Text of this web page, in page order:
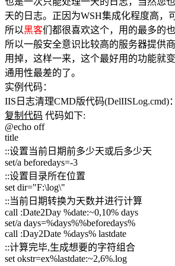
天的日志。正因为WSH集成化程度高，
所以黑客们都很喜欢这个，用的最多的也
所以一般安全意识比较高的服务器提供
用掉，这样一来，这个最好用的功能就
通用性最差的了。
实例代码：
IIS日志清理CMD版代码(DelIISLog.cmd)：
复制代码 代码如下:
@echo off
title
::设置当前日期前多少天或后多少天
set/a beforedays=-3
::设置目录所在位置
set dir="F:\log\"
::当前日期转换为天数并进行计算
call :Date2Day %date:~0,10% days
set/a days=%days%%beforedays%
call :Day2Date %days% lastdate
::计算完毕,生成想要的字符组合
set okstr=ex%lastdate:~2,6%.log